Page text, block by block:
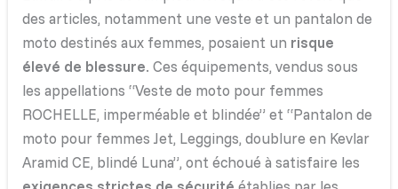
des articles, notamment une veste et un pantalon de
moto destinés aux femmes, posaient un risque
élevé de blessure. Ces équipements, vendus sous
les appellations “Veste de moto pour femmes
ROCHELLE, imperméable et blindée” et “Pantalon de
moto pour femmes Jet, Leggings, doublure en Kevlar
Aramid CE, blindé Luna”, ont échoué à satisfaire les